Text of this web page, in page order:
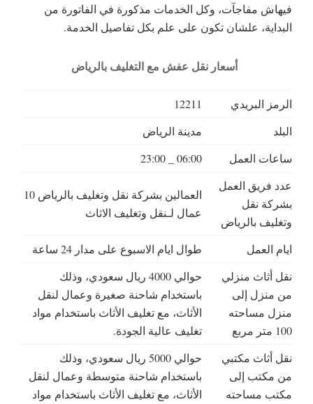
فيهاش مفاجآت، وكل الخدمات مذكورة في الفاتورة من
البداية، علشان تكون على علم بكل تفاصيل الخدمة.
أسعار نقل عفش مع التغليف بالرياض
الرمز البريدي
12211
البلد
مدينة الرياض
ساعات العمل
06:00 _ 23:00
عدد فريق العمل
بشركة نقل
وتغليف بالرياض
العمالين بشركة نقل وتغليف بالرياض 10
عمال لـنقل وتغليف الاثاث
ايام العمل
طوال ايام الاسبوع على مدار 24 ساعة
نقل أثاث منزلي
من منزل إلى
منزل مساحته
100 متر مربع
حوالي 4000 ريال سعودي، وذلك
باستخدام شاحنة صغيرة وعمال لنقل
الأثاث، مع تغليف الأثاث باستخدام مواد
تغليف عالية الجودة.
نقل أثاث مكتبي
من مكتب إلى
مكتب مساحته
حوالي 5000 ريال سعودي، وذلك
باستخدام شاحنة متوسطة وعمال لنقل
الأثاث، مع تغليف الأثاث باستخدام مواد